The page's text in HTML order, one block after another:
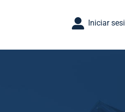
Iniciar